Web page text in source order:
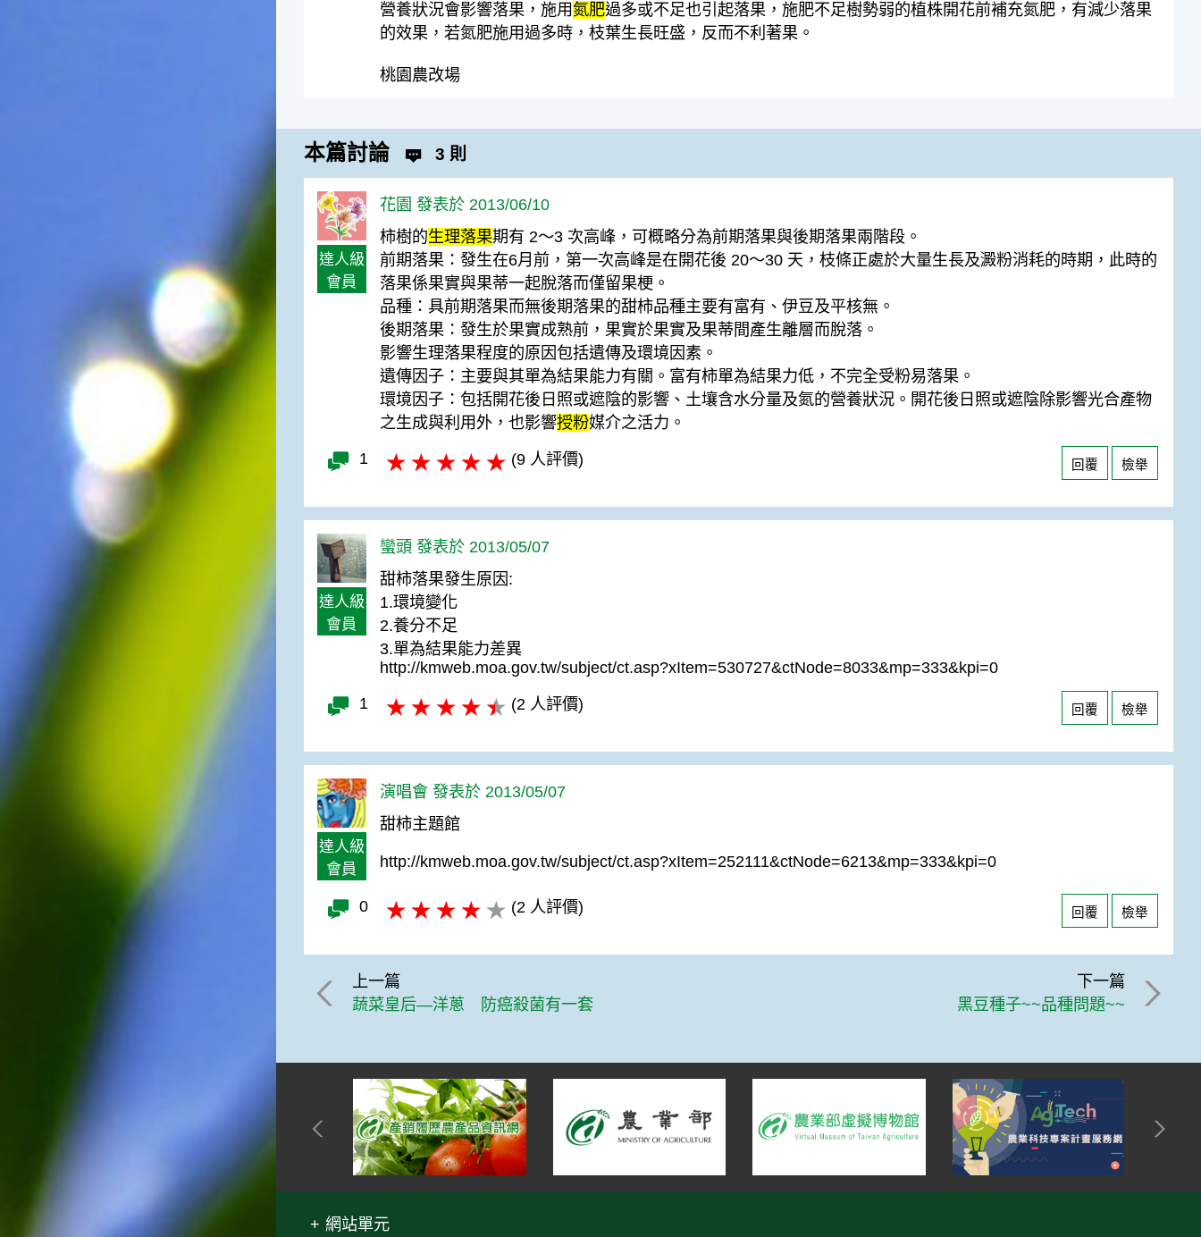
月，則天氣會持續穩定，今年
的捕魚季節就會比較長，而漁
民們的收入也會相對提高呢！
營養狀況會影響落果，施用 氮肥過多或不足也引起落果，施肥不足樹勢弱的植株開花前補充氮肥，有減少落果
的效果，若氮肥施用過多時，枝葉生長旺盛，反而不利著果。
桃園農改場
本篇討論 3 則
達人級
會員
花園 發表於 2013/06/10
柿樹的生理落果期有 2〜3 次高峰，可概略分為前期落果與後期落果兩階段。
前期落果：發生在6月前，第一次高峰是在開花後 20〜30 天，枝條正處於大量生長及澱粉消耗的時期，此時的
落果係果實與果蒂一起脫落而僅留果梗。
品種：具前期落果而無後期落果的甜柿品種主要有富有、伊豆及平核無。
後期落果：發生於果實成熟前，果實於果實及果蒂間產生離層而脫落。
影響生理落果程度的原因包括遺傳及環境因素。
遺傳因子：主要與其單為結果能力有關。富有柿單為結果力低，不完全受粉易落果。
環境因子：包括開花後日照或遮陰的影響、土壤含水分量及氮的營養狀況。開花後日照或遮陰除影響光合產物
之生成與利用外，也影響授粉媒介之活力。
1
(9 人評價) 回覆 檢舉
達人級
會員
蠻頭 發表於 2013/05/07
甜柿落果發生原因:
1.環境變化
2.養分不足
3.單為結果能力差異
http://kmweb.moa.gov.tw/subject/ct.asp?xItem=530727&ctNode=8033&mp=333&kpi=0
1
(2 人評價) 回覆 檢舉
達人級
會員
演唱會 發表於 2013/05/07
甜柿主題館
http://kmweb.moa.gov.tw/subject/ct.asp?xItem=252111&ctNode=6213&mp=333&kpi=0
0 (2 人評價) 回覆 檢舉
上一篇
蔬菜皇后—洋蔥 防癌殺菌有一套
下一篇
黑豆種子~~品種問題~~
網站單元